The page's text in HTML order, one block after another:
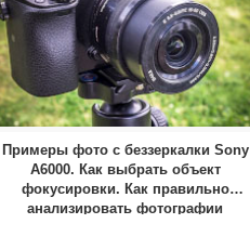
Примеры фото с беззеркалки Sony
A6000. Как выбрать объект
фокусировки. Как правильно
анализировать фотографии